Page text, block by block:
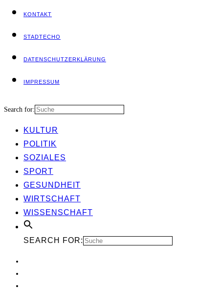
KON­TAKT
STADT­ECHO
DATEN­SCHUTZ­ER­KLÄ­RUNG
IMPRES­SUM
Search for:
KUL­TUR
POLI­TIK
SOZIA­LES
SPORT
GESUND­HEIT
WIRT­SCHAFT
WIS­SEN­SCHAFT
SEARCH FOR: